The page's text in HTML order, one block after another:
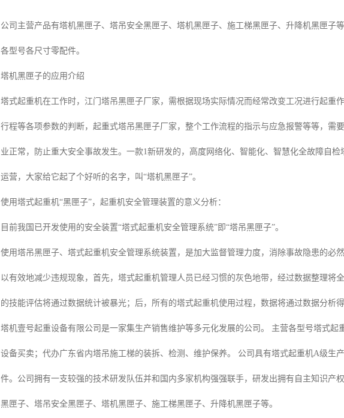
公司主营产品有塔机黑匣子、塔吊安全黑匣子、塔机黑匣子、施工梯黑匣子、升降机黑匣子
各型号各尺寸零配件。
塔机黑匣子的应用介绍
塔式起重机在工作时，江门塔吊黑匣子厂家，需根据现场实际情况而经常改变工况进行起重
行程等各项参数的判断，起重式塔吊黑匣子厂家，整个工作流程的指示与应急报警等等，需
业正常，防止重大安全事故发生。一款1新研发的，高度网络化、智能化、智慧化全故障自
运营，大家给它起了个好听的名字，叫“塔机黑匣子”。
使用塔式起重机“黑匣子”，起重机安全管理装置的意义分析：
目前我国已开发使用的安全装置“塔式起重机安全管理系统”即“塔吊黑匣子”。
使用塔吊黑匣子、塔式起重机安全管理系统装置，是加大监督管理力度，消除事故隐患的必
以有效地减少违规现象，首先，塔式起重机管理人员已经习惯的灰色地带，经过数据整理将
的技能评估将通过数据统计被暴光；后，所有的塔式起重机使用过程，数据将通过数据分析
塔机壹号起重设备有限公司是一家集生产销售维护等多元化发展的公司。 主营各型号塔式
设备买卖；代办广东省内塔吊施工梯的装拆、检测、维护保养。 公司具有塔式起重机A级生
件。公司拥有一支较强的技术研发队伍并和国内多家机构强强联手，研发出拥有自主知识产
黑匣子、塔吊安全黑匣子、塔机黑匣子、施工梯黑匣子、升降机黑匣子等。